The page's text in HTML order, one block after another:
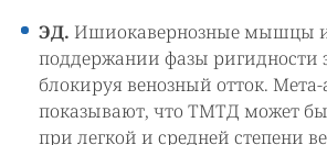
ЭД. Ишиокавернозные мышцы
поддержании фазы ригидности
блокируя венозный отток.
показывают, что ТМТД может
при легкой и средней степени